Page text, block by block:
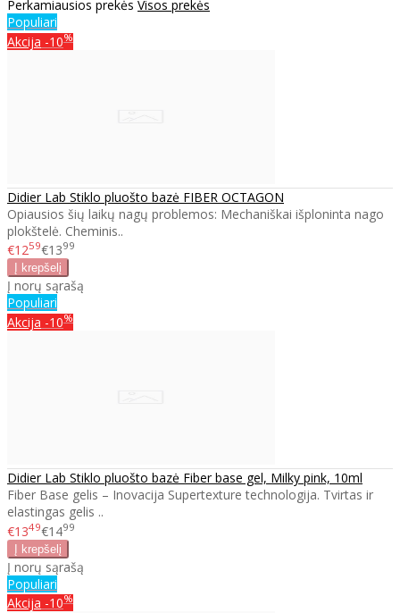
Perkamiausios prekės Visos prekės
Populiari
Akcija -10%
Didier Lab Stiklo pluošto bazė FIBER OCTAGON
Opiausios šių laikų nagų problemos: Mechaniškai išploninta nago
plokštelė. Cheminis..
€1259€1399
Į norų sąrašą
Populiari
Akcija -10%
Didier Lab Stiklo pluošto bazė Fiber base gel, Milky pink, 10ml
Fiber Base gelis – Inovacija Supertexture technologija. Tvirtas ir
elastingas gelis ..
€1349€1499
Į norų sąrašą
Populiari
Akcija -10%